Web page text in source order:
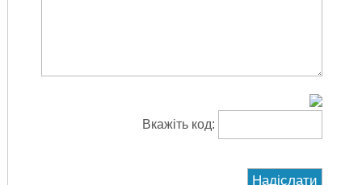
Вкажіть код: